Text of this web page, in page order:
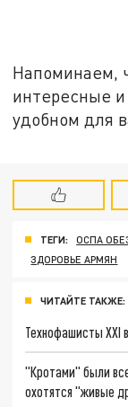
Напоминаем,
интересные
удобном для
ТЕГИ: ОСПА
ЗДОРОВЬЕ АРМЯН
ЧИТАЙТЕ ТАКЖЕ:
Технофашисты XXI
"Кротами" были
охотятся "живые